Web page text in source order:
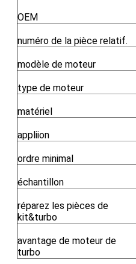
OEM
numéro de la pièce relatif.
modèle de moteur
type de moteur
matériel
appliion
ordre minimal
échantillon
réparez les pièces de
kit&turbo
avantage de moteur de
turbo